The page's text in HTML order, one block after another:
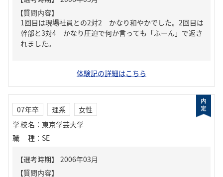
【質問内容】
1回目は現場社員との2対2 かなり和やかでした。2回目は
幹部と3対4 かなり圧迫で何か言っても「ふーん」で返さ
れました。
体験記の詳細はこちら
07年卒 理系
女性
学校名 ： 東京学芸大学
職種 ： SE
【質問内容】